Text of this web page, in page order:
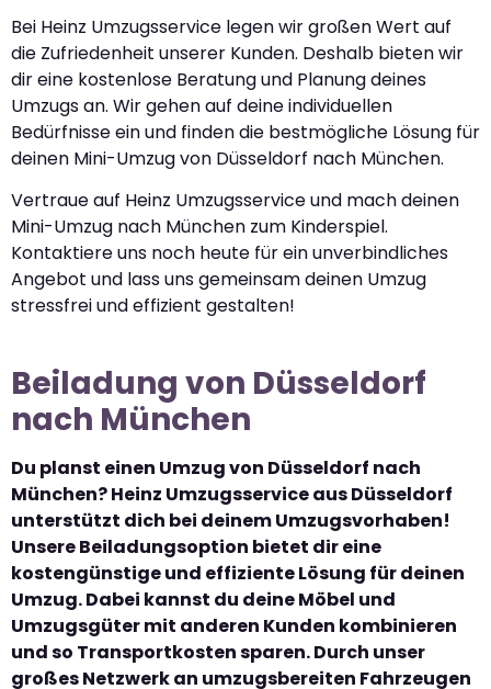
Bei Heinz Umzugsservice legen wir großen Wert auf
die Zufriedenheit unserer Kunden. Deshalb bieten wir
dir eine kostenlose Beratung und Planung deines
Umzugs an. Wir gehen auf deine individuellen
Bedürfnisse ein und finden die bestmögliche Lösung für
deinen Mini-Umzug von Düsseldorf nach München.
Vertraue auf Heinz Umzugsservice und mach deinen
Mini-Umzug nach München zum Kinderspiel.
Kontaktiere uns noch heute für ein unverbindliches
Angebot und lass uns gemeinsam deinen Umzug
stressfrei und effizient gestalten!
Beiladung von Düsseldorf
nach München
Du planst einen Umzug von Düsseldorf nach
München? Heinz Umzugsservice aus Düsseldorf
unterstützt dich bei deinem Umzugsvorhaben!
Unsere Beiladungsoption bietet dir eine
kostengünstige und effiziente Lösung für deinen
Umzug. Dabei kannst du deine Möbel und
Umzugsgüter mit anderen Kunden kombinieren
und so Transportkosten sparen. Durch unser
großes Netzwerk an umzugsbereiten Fahrzeugen